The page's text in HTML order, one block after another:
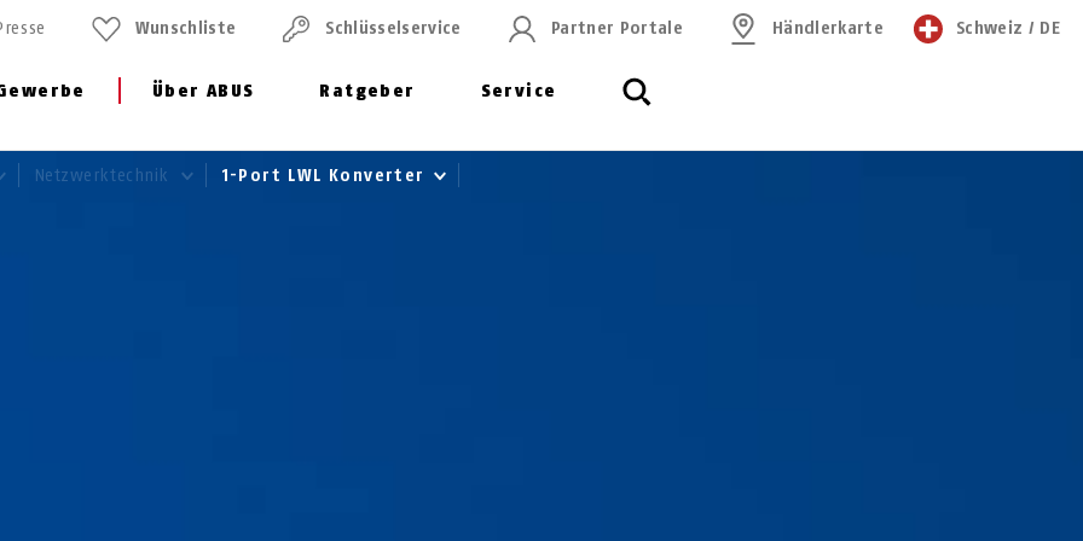
Über ABUS Ratgeber Service
Wunschliste Schlüssel­service Partner Portale Händlerkarte Schweiz / DE
Netzwerktechnik 1-Port LWL Konverter